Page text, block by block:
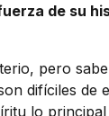
de su
pero
difíciles de
lo